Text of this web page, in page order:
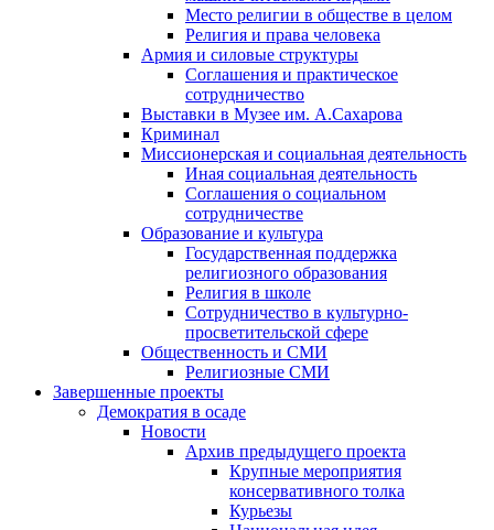
Место религии в обществе в целом
Религия и права человека
Армия и силовые структуры
Соглашения и практическое
сотрудничество
Выставки в Музее им. А.Сахарова
Криминал
Миссионерская и социальная деятельность
Иная социальная деятельность
Соглашения о социальном
сотрудничестве
Образование и культура
Государственная поддержка
религиозного образования
Религия в школе
Сотрудничество в культурно-
просветительской сфере
Общественность и СМИ
Религиозные СМИ
Завершенные проекты
Демократия в осаде
Новости
Архив предыдущего проекта
Крупные мероприятия
консервативного толка
Курьезы